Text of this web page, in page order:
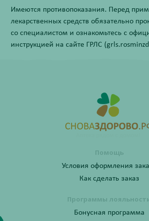
Имеются противопоказания. Перед
лекарственных средств обязательно
со специалистом и ознакомьтесь с
инструкцией на сайте ГРЛС
Помощь
Условия оформления
Как сделать заказ
Программы
Бонусная программа